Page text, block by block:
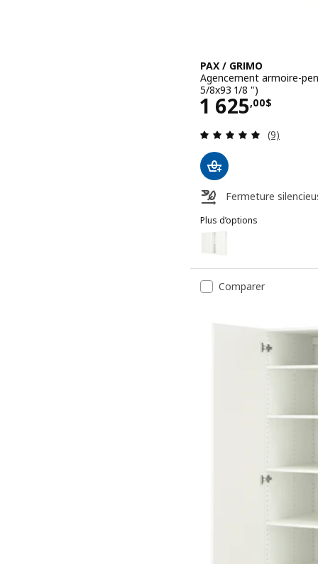
PAX / GRIMO
Agencement armoire-
5/8x93 1/8 ")
1 625,00$
Prix
Examen:
(9)
Fermeture
Plus d’options
PAX / GRIMO
Option : PAX / GRIMO,
Comparer